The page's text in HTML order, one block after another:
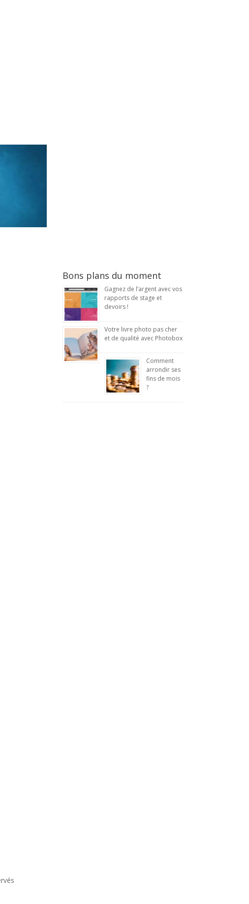
Bons plans du moment
Gagnez de l’argent avec vos
rapports de stage et
devoirs !
Votre livre photo pas cher
et de qualité avec Photobox
Comment
arrondir ses
fins de mois
?